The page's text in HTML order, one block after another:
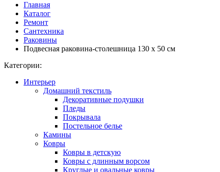
Главная
Каталог
Ремонт
Сантехника
Раковины
Подвесная раковина-столешница 130 х 50 см
Категории:
Интерьер
Домашний текстиль
Декоративные подушки
Пледы
Покрывала
Постельное белье
Камины
Ковры
Ковры в детскую
Ковры с длинным ворсом
Круглые и овальные ковры